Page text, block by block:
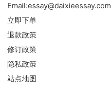
Email:essay@daixieessay.com
立即下单
退款政策
修订政策
隐私政策
站点地图